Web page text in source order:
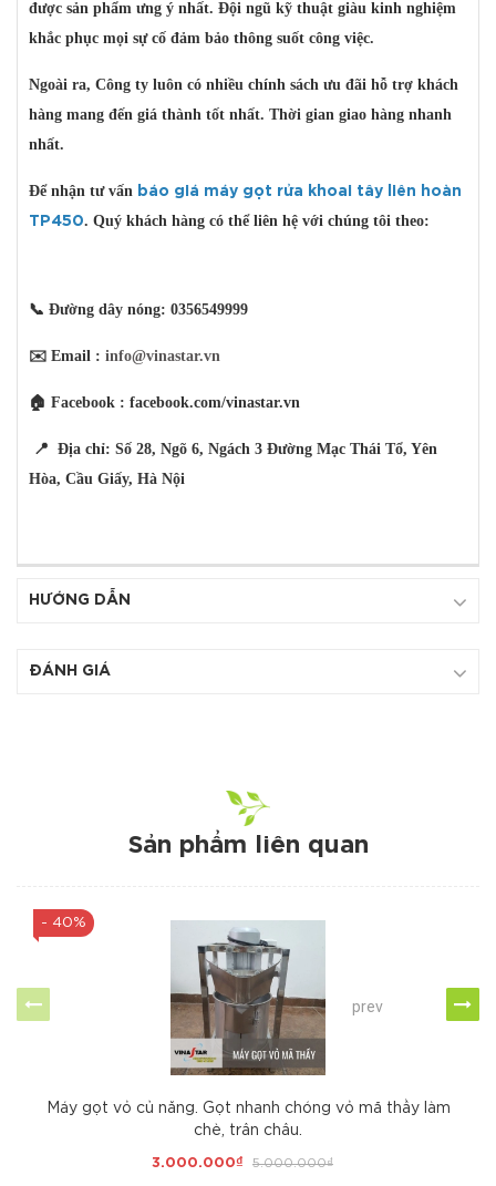
được sản phẩm ưng ý nhất. Đội ngũ kỹ thuật giàu kinh nghiệm
khắc phục mọi sự cố đảm bảo thông suốt công việc.
Ngoài ra, Công ty luôn có nhiều chính sách ưu đãi hỗ trợ khách
hàng mang đến giá thành tốt nhất. Thời gian giao hàng nhanh
nhất.
Để nhận tư vấn báo giá máy gọt rửa khoai tây liên hoàn
TP450. Quý khách hàng có thể liên hệ với chúng tôi theo:
📞 Đường dây nóng: 0356549999
✉️ Email : info@vinastar.vn
🏠 Facebook : facebook.com/vinastar.vn
📍 Địa chỉ: Số 28, Ngõ 6, Ngách 3 Đường Mạc Thái Tổ, Yên
Hòa, Cầu Giấy, Hà Nội
HƯỚNG DẪN
ĐÁNH GIÁ
Sản phẩm liên quan
- 40%
Máy gọt vỏ củ năng. Gọt nhanh chóng vỏ mã thầy làm
chè, trân châu.
3.000.000₫ 5.000.000₫
prev